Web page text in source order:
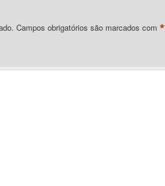
Campos obrigatórios são marcados com*